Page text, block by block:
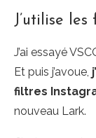
J’utilise
J’ai essayé
Et puis j’avoue,
filtres
nouveau Lark.